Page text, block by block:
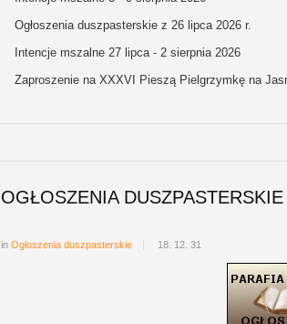
Ogłoszenia duszpasterskie z 26 lipca 2026 r.
Intencje mszalne 27 lipca - 2 sierpnia 2026
Zaproszenie na XXXVI Pieszą Pielgrzymkę na
OGŁOSZENIA
in Ogłoszenia duszpasterskie 18. 12. 31